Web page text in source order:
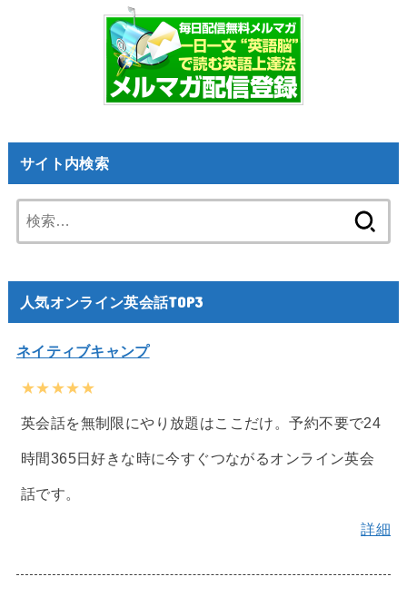
サイト内検索
索:
人気オンライン英会話TOP3
ネイティブキャンプ
★★★★★
英会話を無制限にやり放題はここだけ。予約不要で24
時間365日好きな時に今すぐつながるオンライン英会
話です。
詳細